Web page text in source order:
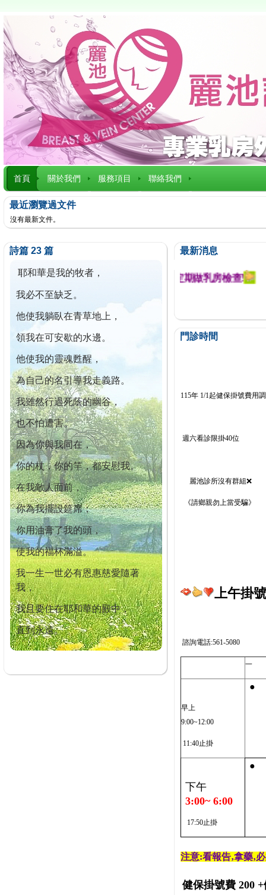
首頁 關於我們 服務項目 聯絡我們
最近瀏覽過文件
沒有最新文件。
詩篇 23 篇
耶和華是我的牧者，
我必不至缺乏。
他使我躺臥在青草地上，
領我在可安歇的水邊。
他使我的靈魂甦醒，
為自己的名引導我走義路。
我雖然行過死蔭的幽谷，
也不怕遭害。
因為你與我同在，
你的杖，你的竿，都安慰我。
在我敵人面前，
你為我擺設筵席；
你用油膏了我的頭，
使我的福杯滿溢。
我一生一世必有恩惠慈愛隨著
我，
我且要住在耶和華的殿中，
直到永遠。
最新消息
迄今已篩檢出1700位乳癌患者,提醒您定期做乳房檢查!
門診時間
115年 1/1起健保掛號費用
週六看診限掛40位
麗池診所沒有群組❌
《請鄉親勿上當受騙》
上午掛
諮詢電話:561-5080
一
早上
9:00~12:00
11:40止掛
●
下午
3:00~ 6:00
17:50止掛
●
注意:看報告‚拿藥‚
健保掛號費 200 +